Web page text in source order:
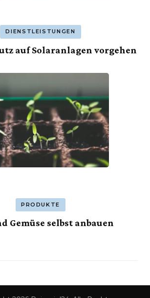
DIENSTLEISTUNGEN
auf Solaranlagen vorgehen
PRODUKTE
Gemüse selbst anbauen